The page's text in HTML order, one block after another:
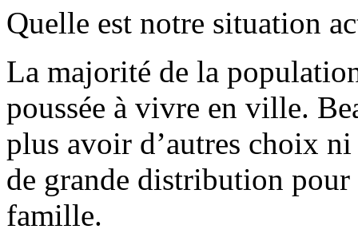
Quelle est notre situation
La majorité de la
poussée à vivre en ville.
plus avoir d’autres choix
de grande distribution
famille.